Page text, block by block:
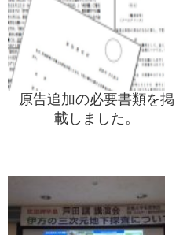
原告追加の必要書類を掲
載しました。